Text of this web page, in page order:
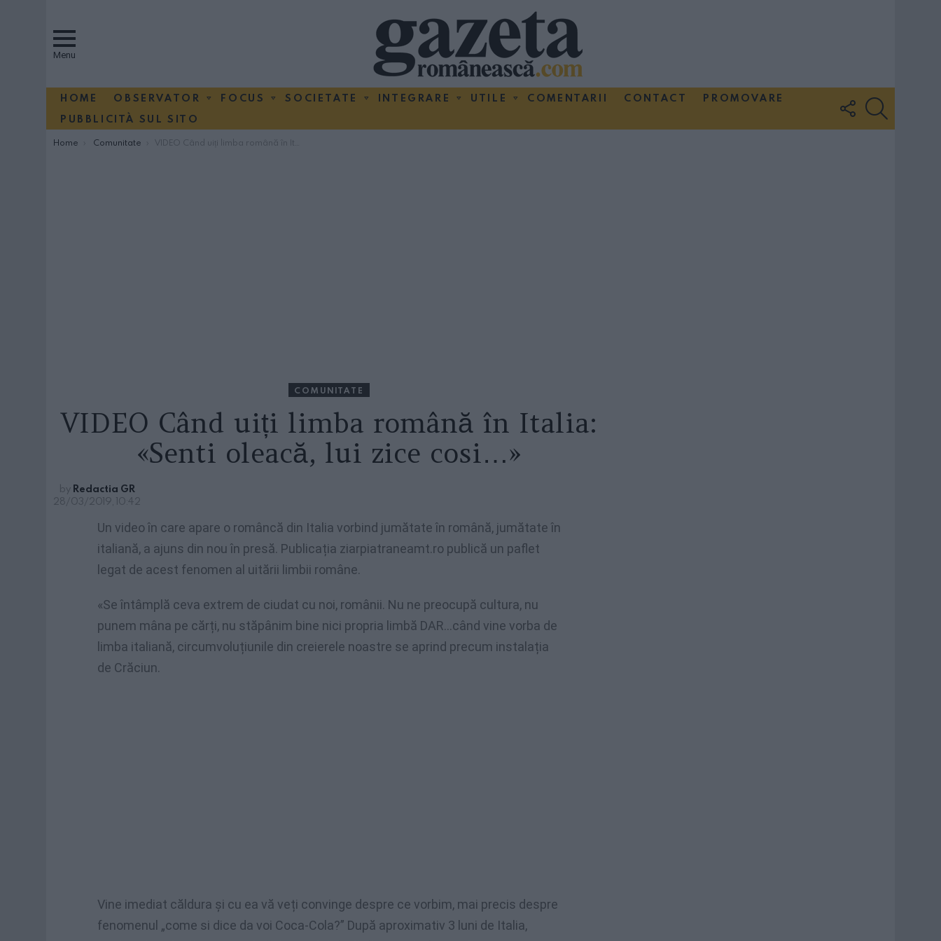
Menu
HOME OBSERVATOR FOCUS SOCIETATE INTEGRARE UTILE COMENTARII CONTACT
PROMOVARE
PUBBLICITÀ SUL SITO
FOLLOW
US
You are here:
Home Comunitate VIDEO Când uiți limba română în Italia: «Senti oleacă, lui zice cosi…»
COMUNITATE
VIDEO Când uiți limba română în Italia:
«Senti oleacă, lui zice cosi…»
by Redactia GR
28/03/2019, 10:42
Un video în care apare o româncă din Italia vorbind jumătate în română, jumătate în
italiană, a ajuns din nou în presă. Publicația ziarpiatraneamt.ro publică un paflet
legat de acest fenomen al uitării limbii române.
«Se întâmplă ceva extrem de ciudat cu noi, românii. Nu ne preocupă cultura, nu
punem mâna pe cărți, nu stăpânim bine nici propria limbă DAR…când vine vorba de
limba italiană, circumvoluțiunile din creierele noastre se aprind precum instalația
de Crăciun.
Vine imediat căldura și cu ea vă veți convinge despre ce vorbim, mai precis despre
fenomenul „come si dice da voi Coca-Cola?” După aproximativ 3 luni de Italia,